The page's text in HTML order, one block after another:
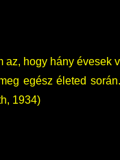
hogy hány
egész életed
1934)